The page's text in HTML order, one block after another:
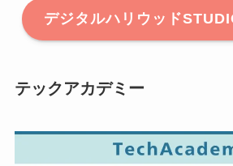
デジタルハリウッド
テックアカデミー